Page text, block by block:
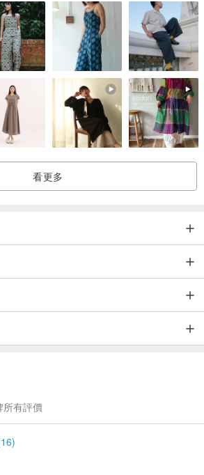
看更多
所有評價